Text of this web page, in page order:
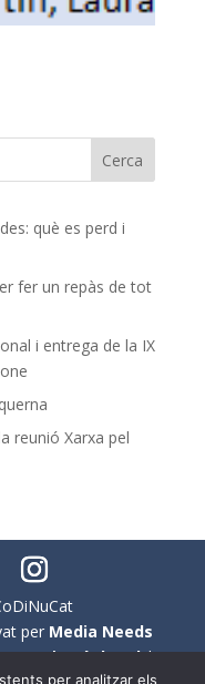
què es perd i
fer un repàs de tot
i entrega de la IX
reunió Xarxa pel
per Media Needs
|Avís legal|
per analitzar els